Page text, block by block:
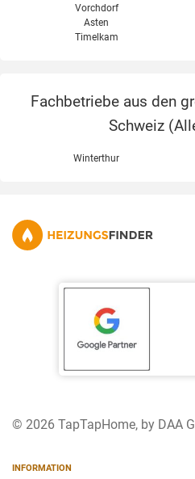
Vorchdorf
Asten
Timelkam
Fachbetriebe aus den
Schweiz (
Winterthur
© 2026 TapTapHome, by DAA
INFORMATION